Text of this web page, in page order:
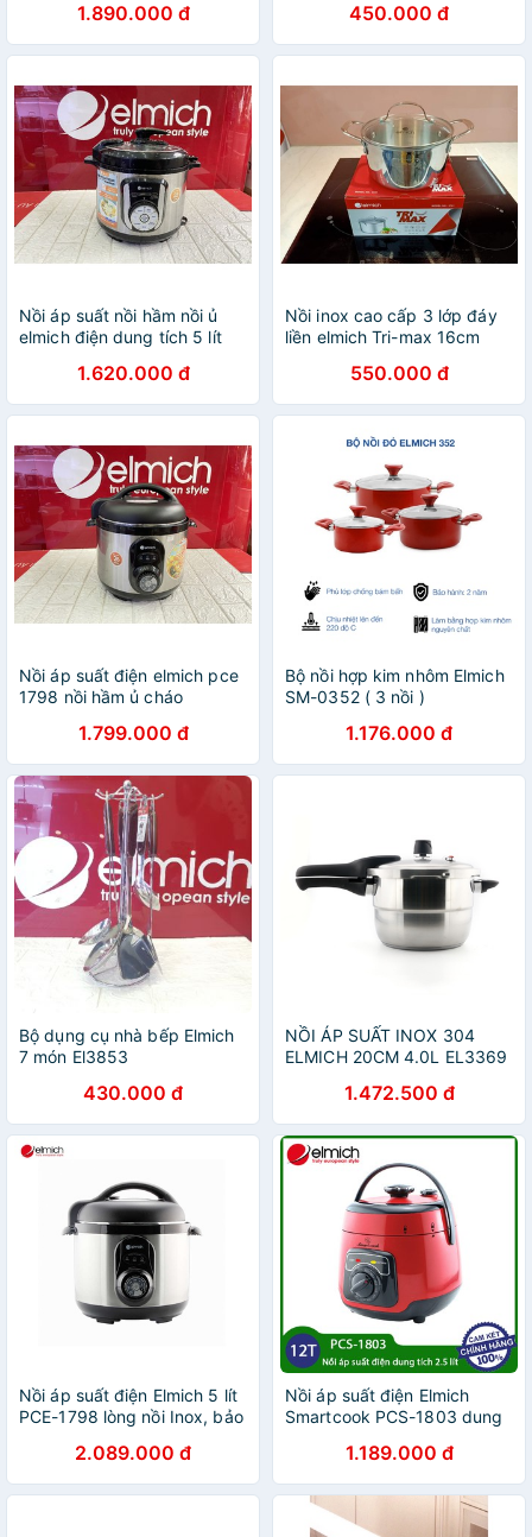
1.890.000 đ
26cm 28cm450.000 đ
Nồi áp suất nồi hầm nồi ủ
elmich điện dung tích 5 lít
1.620.000 đ
Nồi inox cao cấp 3 lớp đáy
liền elmich Tri-max 16cm
550.000 đ
Nồi áp suất điện elmich pce
1798 nồi hầm ủ cháo
1.799.000 đ
Bộ nồi hợp kim nhôm Elmich
SM-0352 ( 3 nồi )
1.176.000 đ
Bộ dụng cụ nhà bếp Elmich
7 món El3853
430.000 đ
NỒI ÁP SUẤT INOX 304
ELMICH 20CM 4.0L EL3369
1.472.500 đ
Nồi áp suất điện Elmich 5 lít
PCE-1798 lòng nồi Inox, bảo
2.089.000 đ
Nồi áp suất điện Elmich
Smartcook PCS-1803 dung
hãng, bảo hành 12 tháng
1.189.000 đ